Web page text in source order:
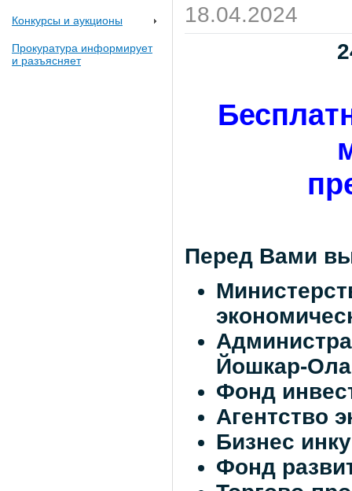
Конкурсы и аукционы
Прокуратура информирует
и разъясняет
18.04.2024
Перед Вами
Йошкар-
Фонд
Агентство
Бизнес
Фонд